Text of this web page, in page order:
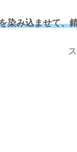
染み込ませて、